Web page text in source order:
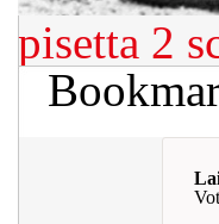
pisetta 2